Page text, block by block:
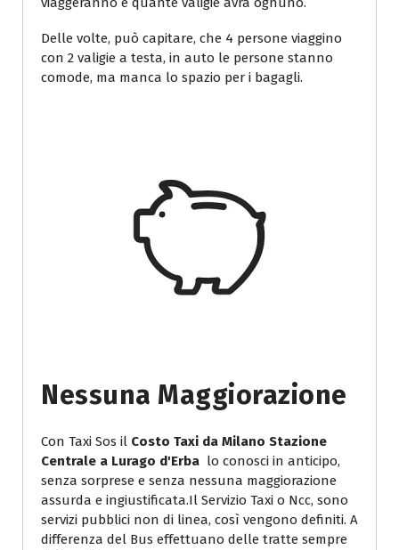
Delle volte, può capitare, che 4 persone viaggino
con 2 valigie a testa, in auto le persone stanno
comode, ma manca lo spazio per i bagagli.
Nessuna Maggiorazione
Con Taxi Sos il Costo Taxi da Milano Stazione
Centrale a Lurago d'Erba lo conosci in anticipo,
senza sorprese e senza nessuna maggiorazione
assurda e ingiustificata.Il Servizio Taxi o Ncc, sono
servizi pubblici non di linea, così vengono definiti. A
differenza del Bus effettuano delle tratte sempre